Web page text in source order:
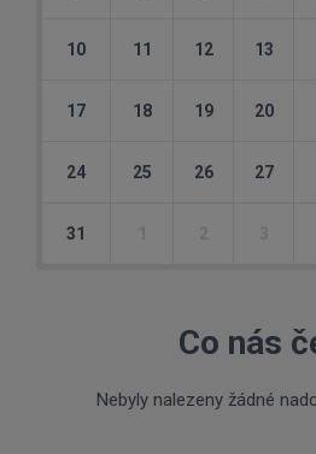
10 11 12 13
17 18 19 20
24 25 26 27
31
Co nás
Nebyly nalezeny žádné